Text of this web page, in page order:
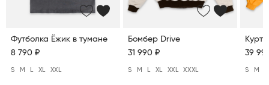
Футболка Ёжик в тумане
8 790 ₽
S M XL XXL
Бомбер Drive
31 990 ₽
S M XL XXL XXXL
39
S M